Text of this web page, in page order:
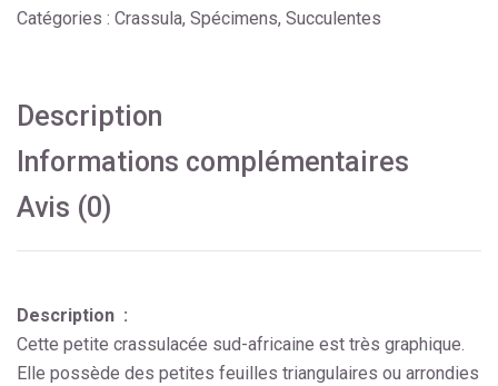
Catégories : Crassula, Spécimens, Succulentes
Description
Informations complémentaires
Avis (0)
Description :
Cette petite crassulacée sud-africaine est très graphique.
Elle possède des petites feuilles triangulaires ou arrondies